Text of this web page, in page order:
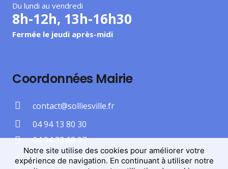
Du lundi au vendredi
8h-12h, 13h-16h30
Fermée le jeudi après-midi
Coordonnées Mairie
contact@solliesville.fr
04 94 13 80 30
04 94 33 68 97
9 rue du 6ème RTS
Notre site utilise des cookies pour améliorer votre
expérience de navigation. En continuant à utiliser notre